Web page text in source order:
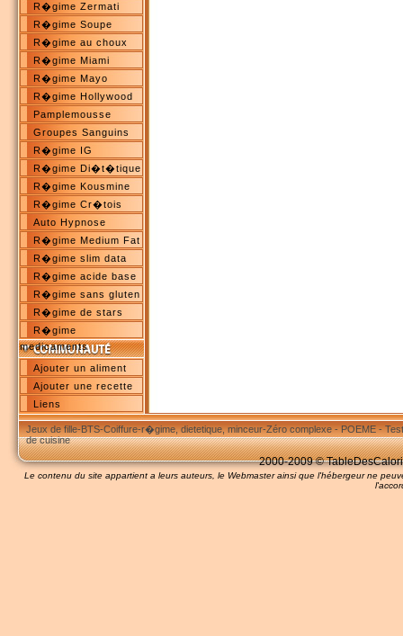
R�gime Zermati
R�gime Soupe
R�gime au choux
R�gime Miami
R�gime Mayo
R�gime Hollywood
Pamplemousse
Groupes Sanguins
R�gime IG
R�gime Di�t�tique
R�gime Kousmine
R�gime Cr�tois
Auto Hypnose
R�gime Medium Fat
R�gime slim data
R�gime acide base
R�gime sans gluten
R�gime de stars
R�gime
medicaments
Ajouter un aliment
Ajouter une recette
Liens
Jeux de fille-BTS-Coiffure-r�gime, dietetique, minceur-Zéro complexe-POEME-
de cuisine
2000-2009 ©
Le contenu du site appartient a leurs auteurs, le Webmaster ainsi que l'hébergeur ne